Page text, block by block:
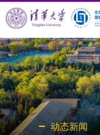
动态新闻